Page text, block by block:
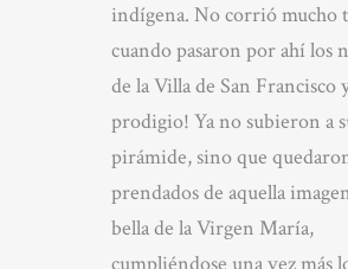
indígena. No corrió mucho
cuando pasaron por ahí los
de la Villa de San Francisco
prodigio! Ya no subieron a
pirámide, sino que
prendados de aquella
bella de la Virgen María,